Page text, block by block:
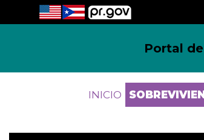
Portal
INICIO